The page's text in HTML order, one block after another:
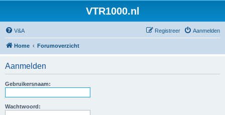
VTR1000.nl
V&A Aanmelden
Registreer
Home Forumoverzicht
Aanmelden
Gebruikersnaam:
Wachtwoord: